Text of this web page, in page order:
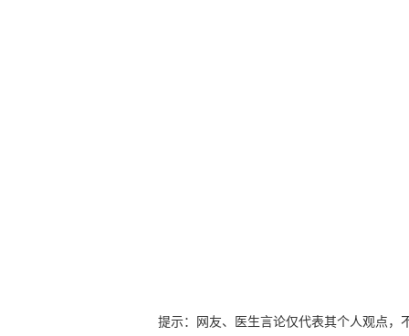
提示：网友、医生言论仅代表其个人观点